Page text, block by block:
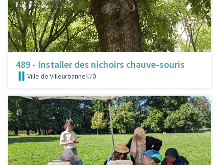
489 - Installer des nichoirs chauve-souris
Ville de Villeurbanne 0